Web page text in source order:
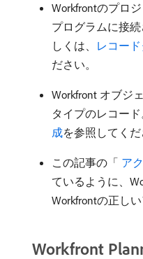
Workfrontのプロ
プログラムに接
しくは、 レコー
ださい。
Workfront オブジ
タイプのレコード
成を参照してくだ
この記事の「 ア
ているように、
Workfrontの正し
Workfront